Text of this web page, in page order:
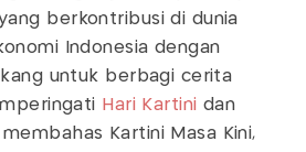
berkontribusi di dunia
Indonesia dengan
untuk berbagi cerita
Hari Kartini dan
Kartini Masa Kini,